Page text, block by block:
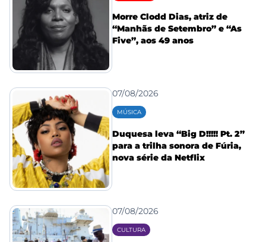
Morre Clodd Dias, atriz de
“Manhãs de Setembro” e “As
Five”, aos 49 anos
07/08/2026
MÚSICA
Duquesa leva “Big D!!!!! Pt. 2”
para a trilha sonora de Fúria,
nova série da Netflix
07/08/2026
CULTURA